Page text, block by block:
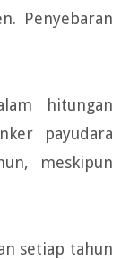
Penyebaran
hitungan
payudara
meskipun
setiap tahun